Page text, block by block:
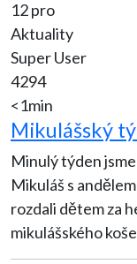
12 pro
Aktuality
Super User
4294
<1min
Mikulášský
Minulý týden
Mikuláš s
rozdali dětem za
mikulášského